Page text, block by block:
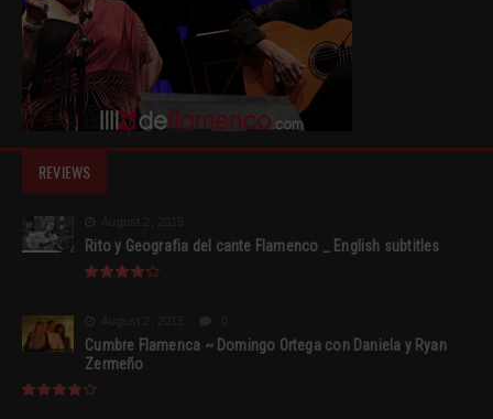
REVIEWS
Rito y Geografia del cante Flamenco _ English subtitles
Cumbre Flamenca ~ Domingo Ortega con Daniela y Ryan
Zermeño